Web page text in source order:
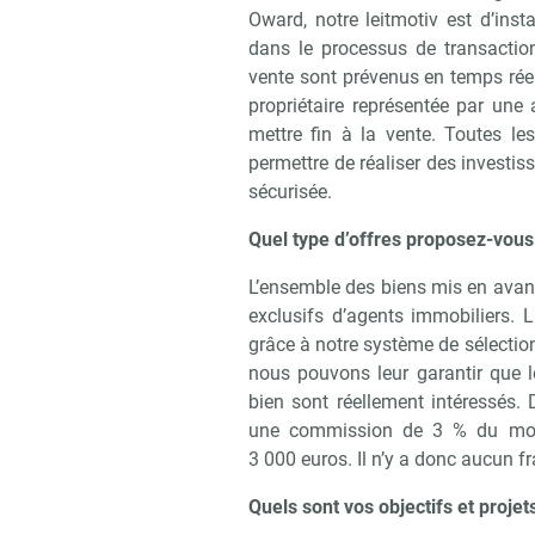
Oward, notre leitmotiv est
dans le processus de
vente sont prévenus en temps
propriétaire représentée par
mettre fin à la vente. Toutes
permettre de réaliser des
sécurisée.
Quel type d’offres proposez-
L’ensemble des biens mis en
exclusifs d’agents immobiliers.
grâce à notre système de
nous pouvons leur garantir que
bien sont réellement
une commission de 3 % du
3 000 euros. Il n’y a donc aucun
Quels sont vos objectifs et